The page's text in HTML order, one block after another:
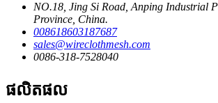
NO.18, Jing Si Road, Anping Industrial
Province, China.
008618603187687
sales@wireclothmesh.com
0086-318-7528040
ផលិតផល